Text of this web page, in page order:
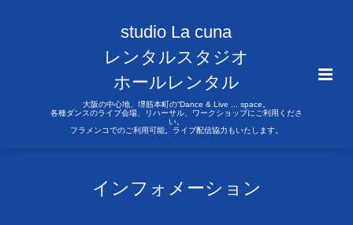
studio La cuna
レンタルスタジオ
ホールレンタル
大阪の中心地、堺筋本町の“Dance & Live ... space。
各種ダンスのライブ会場、リハーサル、ワークショップにご利用くださ
い。
フラメンコでのご利用可能。ライブ配信協力もいたします。
インフォメーション